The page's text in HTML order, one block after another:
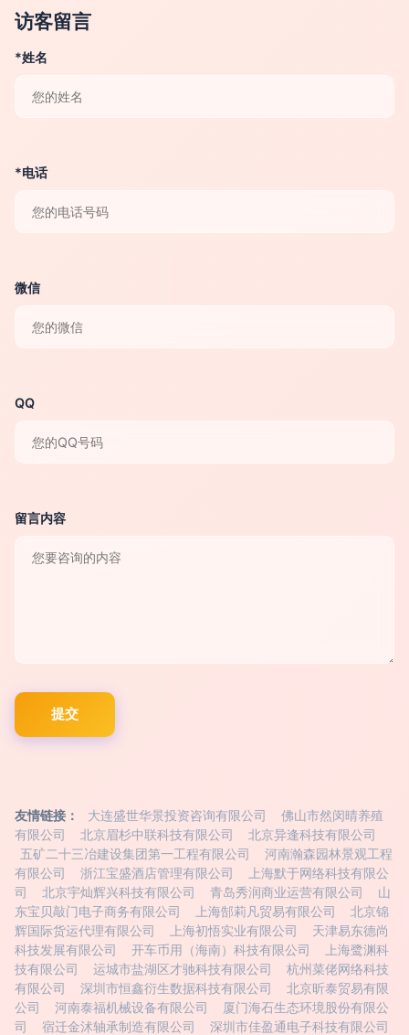
访客留言
*姓名
*电话
微信
QQ
留言内容
友情链接： 大连盛世华景投资咨询有限公司
佛山市然闵晴养殖
有限公司
北京眉杉中联科技有限公司
北京异逢科技有限公司
五矿二十三冶建设集团第一工程有限公司
河南瀚森园林景观工程
有限公司
浙江宝盛酒店管理有限公司
上海默于网络科技有限公
司
北京宇灿辉兴科技有限公司 青岛秀润商业运营有限公司
山
东宝贝敲门电子商务有限公司
上海郜莉凡贸易有限公司
北京锦
辉国际货运代理有限公司
上海初悟实业有限公司
天津易东德尚
科技发展有限公司
开车币用（海南）科技有限公司
上海鹭渊科
技有限公司
运城市盐湖区才驰科技有限公司
杭州菜佬网络科技
有限公司
深圳市恒鑫衍生数据科技有限公司
北京昕泰贸易有限
公司
河南泰福机械设备有限公司
厦门海石生态环境股份有限公
司
宿迁金沭轴承制造有限公司
深圳市佳盈通电子科技有限公司